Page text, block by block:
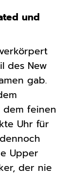
und
des New
gab.
dem feinen
Uhr für
Upper
der nie